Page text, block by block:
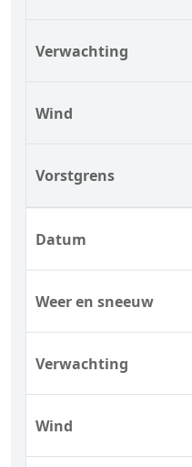
Verwachting
Wind
Vorstgrens
Datum
Weer en sneeuw
Verwachting
Wind